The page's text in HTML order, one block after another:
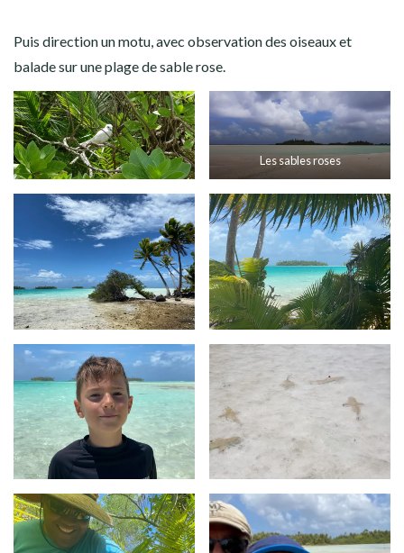
Puis direction un motu, avec observation des oiseaux et
balade sur une plage de sable rose.
Les sables roses